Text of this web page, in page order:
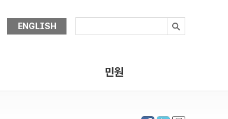
ENGLISH
민원